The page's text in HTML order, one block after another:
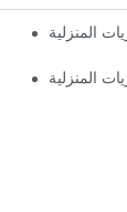
المنزلية
المنزلية